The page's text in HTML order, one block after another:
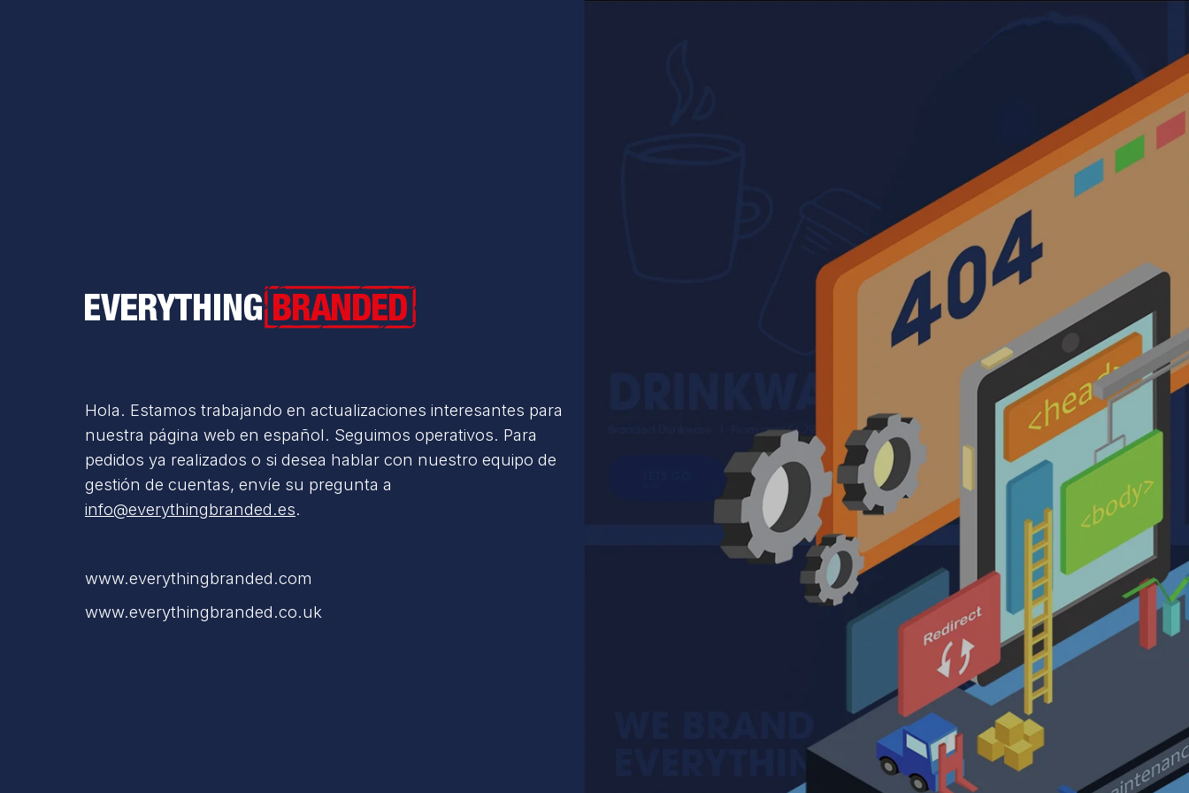
Everything Branded
Hola. Estamos trabajando en actualizaciones interesantes para
nuestra página web en español. Seguimos operativos. Para
pedidos ya realizados o si desea hablar con nuestro equipo de
gestión de cuentas, envíe su pregunta a
info@everythingbranded.es.
www.everythingbranded.com
www.everythingbranded.co.uk